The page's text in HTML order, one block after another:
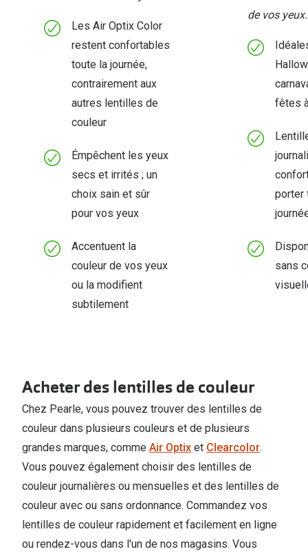
Les Air Optix Color
restent confortables
toute la journée,
contrairement aux
autres lentilles de
couleur
Émpêchent les yeux
secs et irrités ; un
choix sain et sûr
pour vos yeux
Accentuent la
couleur de vos yeux
ou la modifient
subtilement
de vos yeux.
fêtes
porter
sans
Acheter des lentilles de couleur
Chez Pearle, vous pouvez trouver des lentilles de
couleur dans plusieurs couleurs et de plusieurs
grandes marques, comme Air Optix et Clearcolor.
Vous pouvez également choisir des lentilles de
couleur journalières ou mensuelles et des lentilles de
couleur avec ou sans ordonnance. Commandez vos
lentilles de couleur rapidement et facilement en ligne
ou rendez-vous dans l'un de nos magasins. Vous